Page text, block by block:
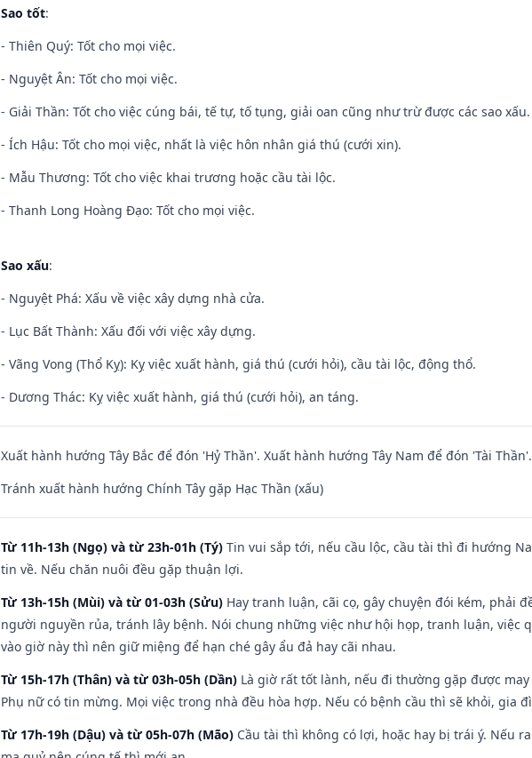
Sao tốt:
- Thiên Quý: Tốt cho mọi việc.
- Nguyệt Ân: Tốt cho mọi việc.
- Giải Thần: Tốt cho việc cúng bái, tế tự, tố tụng, giải oan cũng như trừ được các sao xấu.
- Ích Hậu: Tốt cho mọi việc, nhất là việc hôn nhân giá thú (cưới xin).
- Mẫu Thương: Tốt cho việc khai trương hoặc cầu tài lộc.
- Thanh Long Hoàng Đạo: Tốt cho mọi việc.
Sao xấu:
- Nguyệt Phá: Xấu về việc xây dựng nhà cửa.
- Lục Bất Thành: Xấu đối với việc xây dựng.
- Vãng Vong (Thổ Kỵ): Kỵ việc xuất hành, giá thú (cưới hỏi), cầu tài lộc, động thổ.
- Dương Thác: Kỵ việc xuất hành, giá thú (cưới hỏi), an táng.
Xuất hành hướng Tây Bắc để đón 'Hỷ Thần'. Xuất hành hướng Tây Nam để đón 'Tài Thần'.
Tránh xuất hành hướng Chính Tây gặp Hạc Thần (xấu)
Từ 11h-13h (Ngọ) và từ 23h-01h (Tý) Tin vui sắp tới, nếu cầu lộc, cầu tài thì đi hướng
tin về. Nếu chăn nuôi đều gặp thuận lợi.
Từ 13h-15h (Mùi) và từ 01-03h (Sửu) Hay tranh luận, cãi cọ, gây chuyện đói kém, phải
người nguyền rủa, tránh lây bệnh. Nói chung những việc như hội họp, tranh luận, việc
vào giờ này thì nên giữ miệng để hạn ché gây ẩu đả hay cãi nhau.
Từ 15h-17h (Thân) và từ 03h-05h (Dần) Là giờ rất tốt lành, nếu đi thường gặp được
Phụ nữ có tin mừng. Mọi việc trong nhà đều hòa hợp. Nếu có bệnh cầu thì sẽ khỏi, gia
Từ 17h-19h (Dậu) và từ 05h-07h (Mão) Cầu tài thì không có lợi, hoặc hay bị trái ý. Nếu